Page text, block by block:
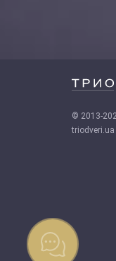
© 2013-
triodveri.ua